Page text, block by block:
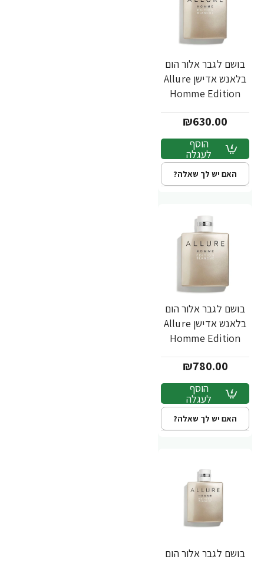
בושם לגבר אלור הום
בלאנש אדישן Allure
Homme Edition
מ"ל - מבית Chanel₪630.00
הוסף
לעגלה
האם יש לך שאלה?
בושם לגבר אלור הום
בלאנש אדישן Allure
Homme Edition
מ"ל - מבית Chanel₪780.00
הוסף
לעגלה
האם יש לך שאלה?
בושם לגבר אלור הום